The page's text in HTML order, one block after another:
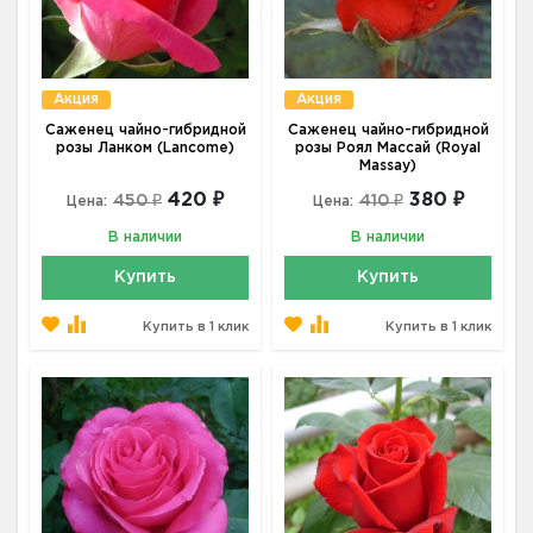
Акция
Саженец чайно-гибридной
розы Ланком (Lancome)
Цена: 450 ₽ 420 ₽
В наличии
Купить
Купить в 1 клик
Акция
Саженец чайно-гибридной
розы Роял Массай (Royal
Massay)
Цена: 410 ₽ 380 ₽
В наличии
Купить
Купить в 1 клик